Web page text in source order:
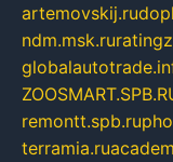
artemovskij.ru
ndm.msk.ru
remontt.spb.ru
terramia.ru